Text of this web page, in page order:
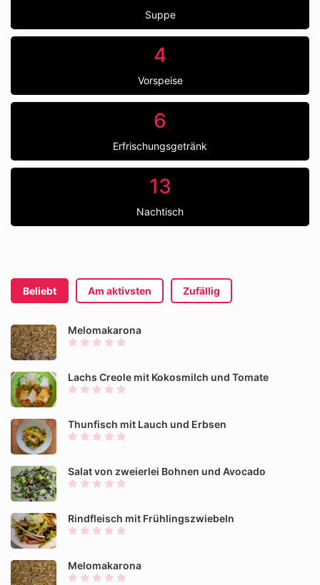
Suppe
4
Vorspeise
6
Erfrischungsgetränk
13
Nachtisch
Beliebt Am aktivsten Zufällig
Melomakarona
Lachs Creole mit Kokosmilch und Tomate
Thunfisch mit Lauch und Erbsen
Salat von zweierlei Bohnen und Avocado
Rindfleisch mit Frühlingszwiebeln
Melomakarona